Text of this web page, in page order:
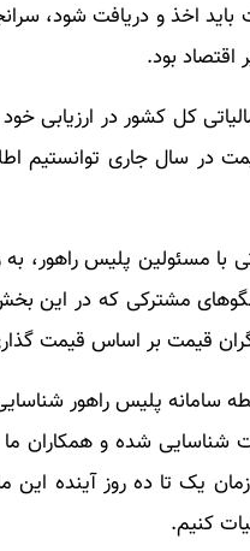
میلیارد تومان مالیات باید اخذ و
بود.
کل کشور در ارزیابی
در سال جاری توانستیم
با مسئولین پلیس
الگو‌های مشترکی که در
قیمت بر اساس قیمت
سامانه پلیس راهور
گران قیمت شناسایی شده و
یک تا ده روز آینده این
کنیم.